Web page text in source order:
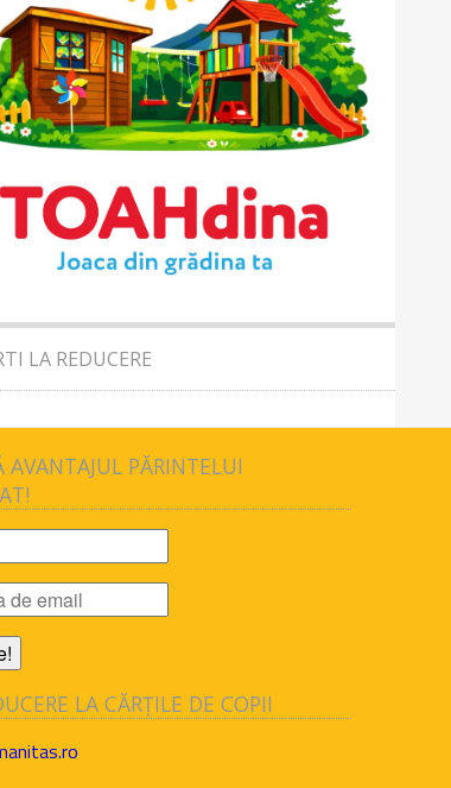
LA REDUCERE
AVANTAJUL PĂRINTELUI
LA CĂRȚILE DE COPII